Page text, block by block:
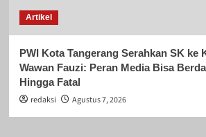
Artikel
PWI Kota Tangerang Serahkan SK ke
Wawan Fauzi: Peran Media Bisa
Hingga Fatal
redaksi
Agustus 7, 2026